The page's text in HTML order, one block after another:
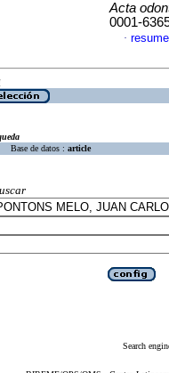
Acta
0001-
·
Base de datos : article
Search